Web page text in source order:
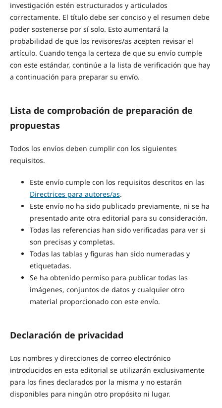
investigación estén estructurados y articulados
correctamente. El título debe ser conciso y el resumen debe
poder sostenerse por sí solo. Esto aumentará la
probabilidad de que los revisores/as acepten revisar el
artículo. Cuando tenga la certeza de que su envío cumple
con este estándar, continúe a la lista de verificación que hay
a continuación para preparar su envío.
Lista de comprobación de preparación de
propuestas
Todos los envíos deben cumplir con los siguientes
requisitos.
Este envío cumple con los requisitos descritos en las
Directrices para autores/as.
Este envío no ha sido publicado previamente, ni se ha
presentado ante otra editorial para su consideración.
Todas las referencias han sido verificadas para ver si
son precisas y completas.
Todas las tablas y figuras han sido numeradas y
etiquetadas.
Se ha obtenido permiso para publicar todas las
imágenes, conjuntos de datos y cualquier otro
material proporcionado con este envío.
Declaración de privacidad
Los nombres y direcciones de correo electrónico
introducidos en esta editorial se utilizarán exclusivamente
para los fines declarados por la misma y no estarán
disponibles para ningún otro propósito ni lugar.